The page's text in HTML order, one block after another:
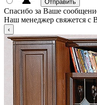
Спасибо за Ваше
Наш менеджер свяжется с